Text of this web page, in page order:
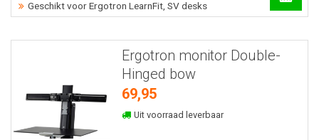
Geschikt voor Ergotron LearnFit, SV desks
Ergotron monitor Double-
Hinged bow
69,95
Uit voorraad leverbaar